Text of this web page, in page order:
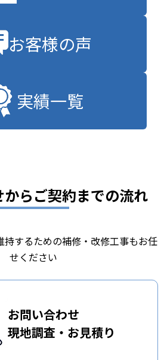
お客様の声
実績一覧
らご契約までの流れ
持するための補修・改修工事もお任
せください
お問い合わせ
現地調査・お見積り